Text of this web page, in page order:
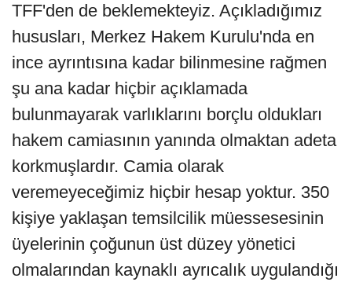
TFF'den de beklemekteyiz. Açıkladığımız
hususları, Merkez Hakem Kurulu'nda en
ince ayrıntısına kadar bilinmesine rağmen
şu ana kadar hiçbir açıklamada
bulunmayarak varlıklarını borçlu oldukları
hakem camiasının yanında olmaktan adeta
korkmuşlardır. Camia olarak
veremeyeceğimiz hiçbir hesap yoktur. 350
kişiye yaklaşan temsilcilik müessesesinin
üyelerinin çoğunun üst düzey yönetici
olmalarından kaynaklı ayrıcalık uygulandığı